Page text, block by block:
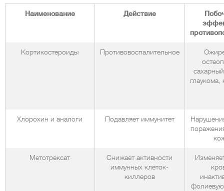
Наименование Действие
Кортикостероиды Противовоспалительное
глаукома,
Хлорохин и аналоги Подавляет иммунитет
Метотрексат
Снижает активности
иммунных клеток-
киллеров
фолиевую